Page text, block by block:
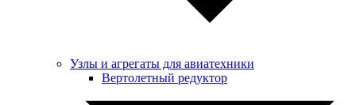
Узлы и агрегаты для авиатехники
Вертолетный редуктор